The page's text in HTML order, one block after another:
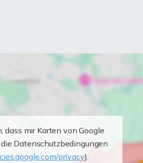
mir Karten von Google
Datenschutzbedingungen
privacy).